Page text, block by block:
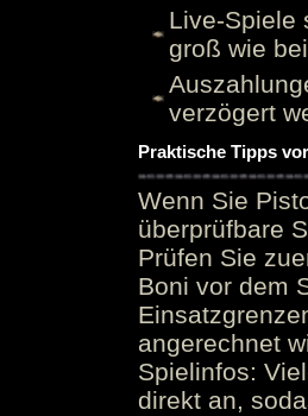
Live-Spiele
groß wie
verzögert
Praktische Tipps
Wenn Sie
überprüfbare
Prüfen Sie
Boni vor dem
angerechnet
Spielinfos:
direkt an,